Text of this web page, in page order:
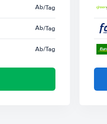
Ab/Tag
Ab/Tag
Ab/Tag